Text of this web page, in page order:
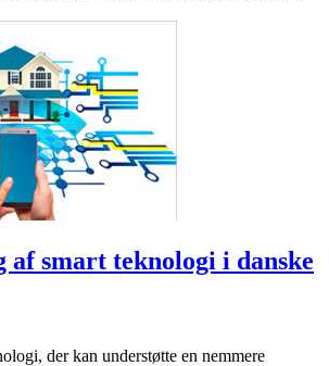
af smart teknologi i danske
der kan understøtte en nemmere